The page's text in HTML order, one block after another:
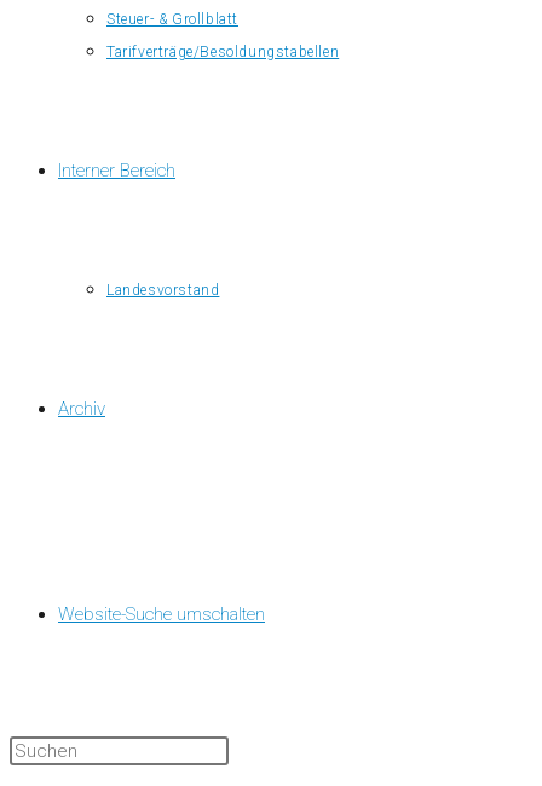
Steuer- & Grollblatt
Tarifverträge/Besoldungstabellen
Interner Bereich
Landesvorstand
Archiv
Website-Suche umschalten